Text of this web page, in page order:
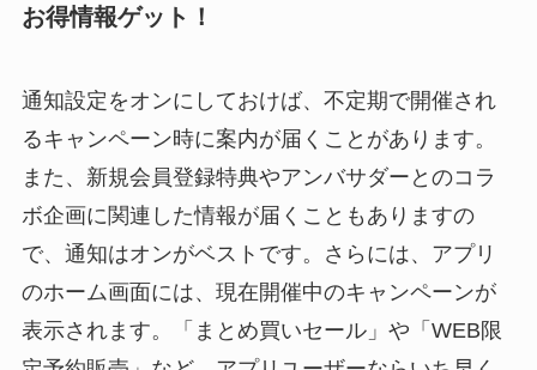
お得情報ゲット！
通知設定をオンにしておけば、不定期で開催され
るキャンペーン時に案内が届くことがあります。
また、新規会員登録特典やアンバサダーとのコラ
ボ企画に関連した情報が届くこともありますの
で、通知はオンがベストです。さらには、アプリ
のホーム画面には、現在開催中のキャンペーンが
表示されます。「まとめ買いセール」や「WEB限